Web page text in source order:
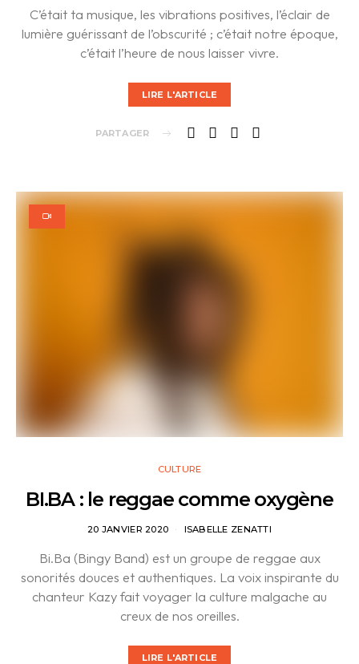
C’était ta musique, les vibrations positives, l’éclair de
lumière guérissant de l’obscurité ; c’était notre époque,
c’était l’heure de nous laisser vivre.
LIRE L'ARTICLE
PARTAGER
CULTURE
BI.BA : le reggae comme oxygène
20 JANVIER 2020 ISABELLE ZENATTI
Bi.Ba (Bingy Band) est un groupe de reggae aux
sonorités douces et authentiques. La voix inspirante du
chanteur Kazy fait voyager la culture malgache au
creux de nos oreilles.
LIRE L'ARTICLE